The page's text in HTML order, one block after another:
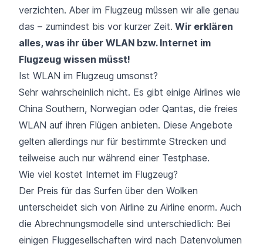
verzichten. Aber im Flugzeug müssen wir alle genau
das – zumindest bis vor kurzer Zeit. Wir erklären
alles, was ihr über WLAN bzw. Internet im
Flugzeug wissen müsst!
Ist WLAN im Flugzeug umsonst?
Sehr wahrscheinlich nicht. Es gibt einige Airlines wie
China Southern, Norwegian oder Qantas, die freies
WLAN auf ihren Flügen anbieten. Diese Angebote
gelten allerdings nur für bestimmte Strecken und
teilweise auch nur während einer Testphase.
Wie viel kostet Internet im Flugzeug?
Der Preis für das Surfen über den Wolken
unterscheidet sich von Airline zu Airline enorm. Auch
die Abrechnungsmodelle sind unterschiedlich: Bei
einigen Fluggesellschaften wird nach Datenvolumen